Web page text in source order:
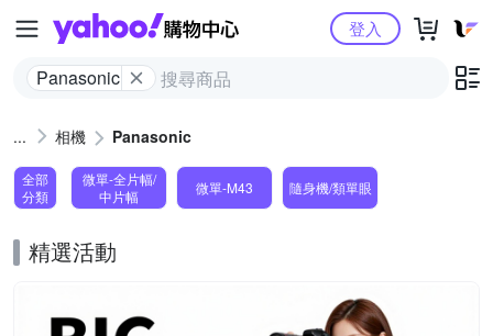
Yahoo購物中心
Panasonic
登入
相機 Panasonic
全部
分類
微單-全片幅/
中片幅
微單-M43 隨身機/類單眼
精選活動